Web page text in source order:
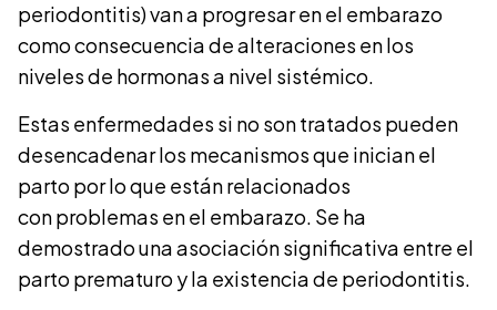
periodontitis) van a progresar en el embarazo
como consecuencia de alteraciones en los
niveles de hormonas a nivel sistémico.
Estas enfermedades si no son tratados pueden
desencadenar los mecanismos que inician el
parto por lo que están relacionados
con problemas en el embarazo. Se ha
demostrado una asociación significativa entre el
parto prematuro y la existencia de periodontitis.